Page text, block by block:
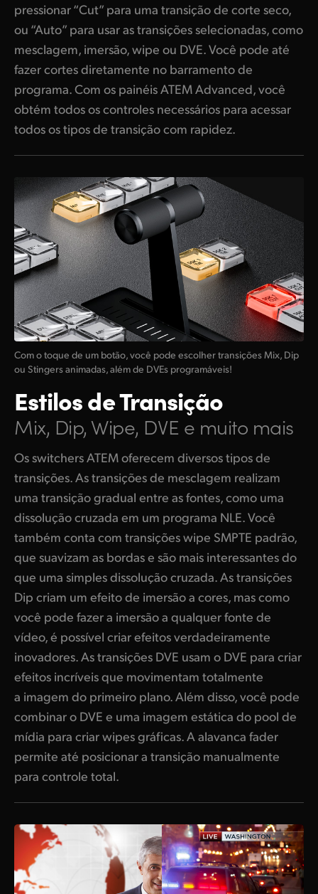
pressionar “Cut” para uma transição de corte seco,
ou “Auto” para usar as transições selecionadas, como
mesclagem, imersão, wipe ou DVE. Você pode até
fazer cortes diretamente no barramento de
programa. Com os painéis ATEM Advanced, você
obtém todos os controles necessários para acessar
todos os tipos de transição com rapidez.
Com o toque de um botão, você pode escolher transições Mix, Dip
ou Stingers animadas, além de DVEs programáveis!
Estilos de Transição
Mix, Dip, Wipe, DVE e muito mais
Os switchers ATEM oferecem diversos tipos de
transições. As transições de mesclagem realizam
uma transição gradual entre as fontes, como uma
dissolução cruzada em um programa NLE. Você
também conta com transições wipe SMPTE padrão,
que suavizam as bordas e são mais interessantes do
que uma simples dissolução cruzada. As transições
Dip criam um efeito de imersão a cores, mas como
você pode fazer a imersão a qualquer fonte de
vídeo, é possível criar efeitos verdadeiramente
inovadores. As transições DVE usam o DVE para criar
efeitos incríveis que movimentam totalmente
a imagem do primeiro plano. Além disso, você pode
combinar o DVE e uma imagem estática do pool de
mídia para criar wipes gráficas. A alavanca fader
permite até posicionar a transição manualmente
para controle total.